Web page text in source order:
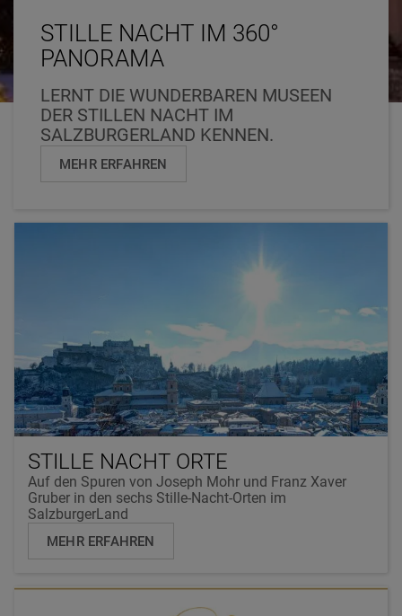
STILLE NACHT IM 360°
PANORAMA
LERNT DIE WUNDERBAREN MUSEEN
DER STILLEN NACHT IM
SALZBURGERLAND KENNEN.
MEHR ERFAHREN
STILLE NACHT ORTE
Auf den Spuren von Joseph Mohr und Franz Xaver
Gruber in den sechs Stille-Nacht-Orten im
SalzburgerLand
MEHR ERFAHREN